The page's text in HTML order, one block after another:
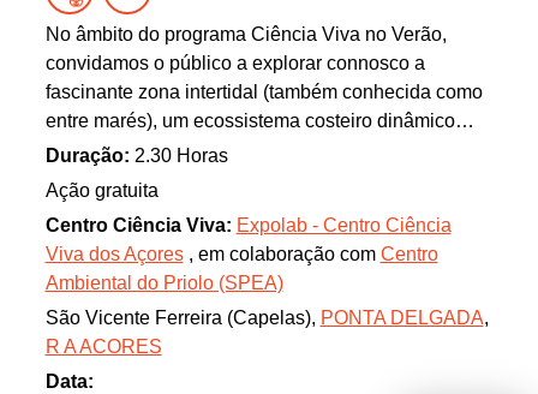
No âmbito do programa Ciência Viva no Verão,
convidamos o público a explorar connosco a
fascinante zona intertidal (também conhecida como
entre marés), um ecossistema costeiro dinâmico
onde a vida resiste entre a terra e o mar.
Duração: 2.30 Horas
Ação gratuita
Centro Ciência Viva: Expolab - Centro Ciência
Viva dos Açores, em colaboração com Centro
Ambiental do Priolo (SPEA)
São Vicente Ferreira (Capelas), PONTA DELGADA,
R A ACORES
Data: